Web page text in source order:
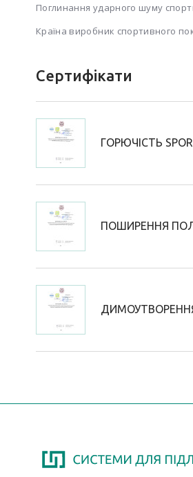
Поглинання ударного шуму
Країна виробник спортивного
Сертифікати
ГОРЮЧІСТЬ
ПОШИРЕННЯ
ДИМОУТВОРЕННЯ